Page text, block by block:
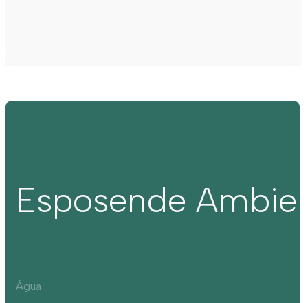
Esposende
Água